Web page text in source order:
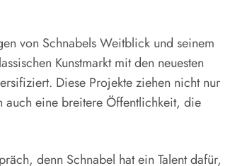
von Schnabels Weitblick und seinem
Kunstmarkt mit den neuesten
Diese Projekte ziehen nicht nur
auch eine breitere Öffentlichkeit, die
denn Schnabel hat ein Talent dafür,